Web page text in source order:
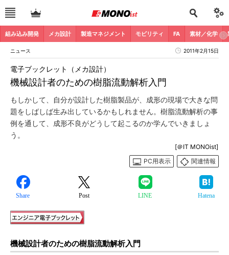
組み込み開発 メカ設計 製造マネジメント モビリティ FA 素材／化学
ニュース 2011年2月15日
機械設計者のための樹脂流動解析入門
電子ブックレット（メカ設計）
もしかして、自分が設計した樹脂製品が、成形の現場で大きな問
題をしばしば生み出しているかもしれません。樹脂流動解析の事
例を通して、成形不良がどうして起こるのか学んでいきましょ
う。
[＠IT MONOist]
PC用表示
関連情報
Share Post LINE Hatena
機械設計者のための樹脂流動解析入門